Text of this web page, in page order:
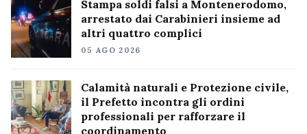
Stampa soldi falsi a Montenerodomo,
arrestato dai Carabinieri insieme ad
altri quattro complici
05 AGO 2026
Calamità naturali e Protezione civile,
il Prefetto incontra gli ordini
professionali per rafforzare il
coordinamento